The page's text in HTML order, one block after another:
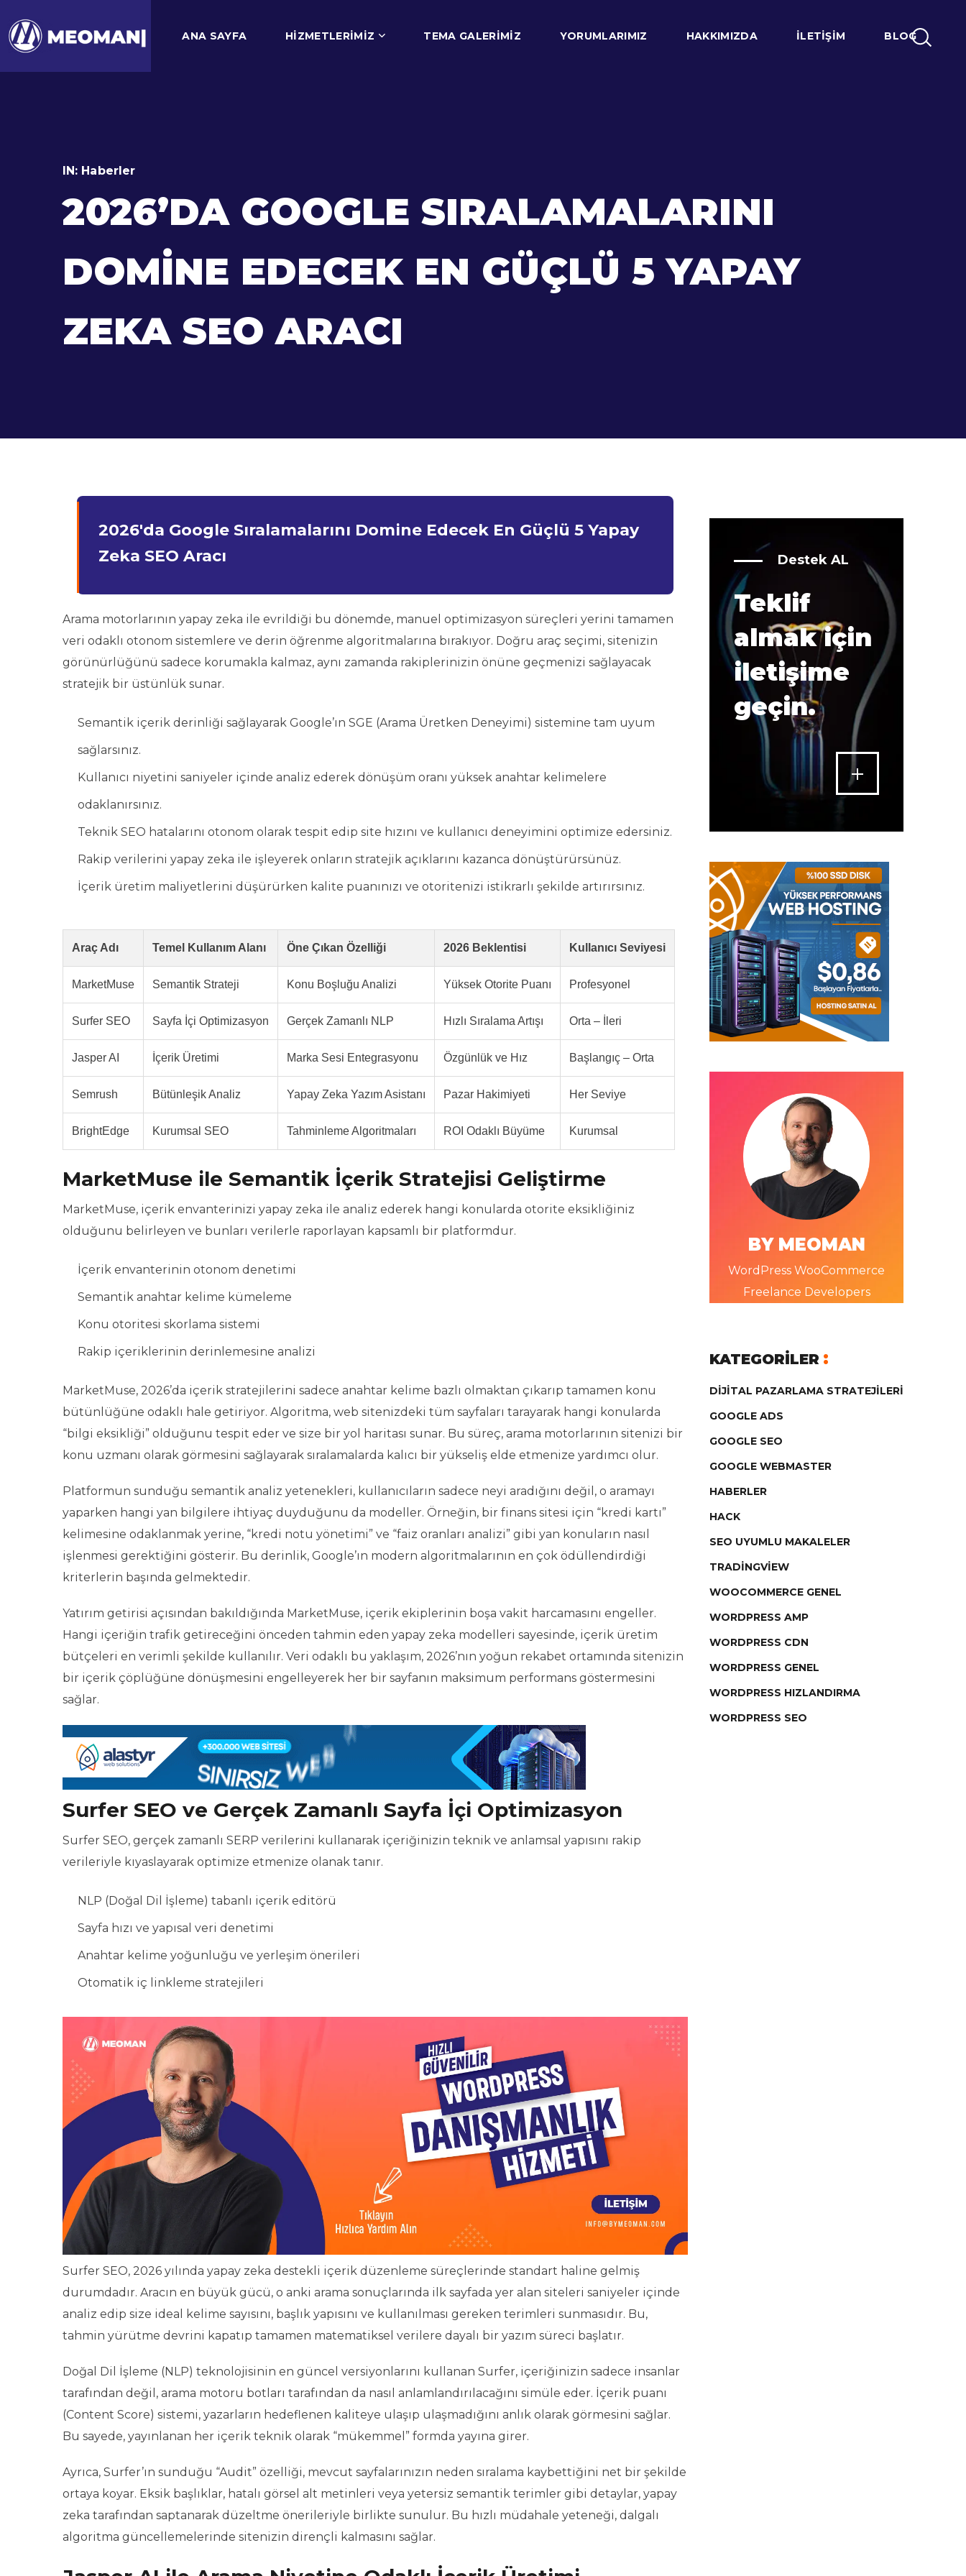
ANA SAYFA HIZMETLERIMIZ TEMA GALERIMIZ YORUMLARIMIZ HAKKIMIZDA İLETIŞIM BLOG
IN: Haberler
2026’DA GOOGLE SIRALAMALARINI
DOMINE EDECEK EN GÜÇLÜ 5 YAPAY
ZEKA SEO ARACI
2026'da Google Sıralamalarını Domine Edecek En Güçlü 5 Yapay
Zeka SEO Aracı
Arama motorlarının yapay zeka ile evrildiği bu dönemde, manuel optimizasyon süreçleri yerini tamamen
veri odaklı otonom sistemlere ve derin öğrenme algoritmalarına bırakıyor. Doğru araç seçimi, sitenizin
görünürlüğünü sadece korumakla kalmaz, aynı zamanda rakiplerinizin önüne geçmenizi sağlayacak
stratejik bir üstünlük sunar.
Semantik içerik derinliği sağlayarak Google’ın SGE (Arama Üretken Deneyimi) sistemine tam uyum
sağlarsınız.
Kullanıcı niyetini saniyeler içinde analiz ederek dönüşüm oranı yüksek anahtar kelimelere
odaklanırsınız.
Teknik SEO hatalarını otonom olarak tespit edip site hızını ve kullanıcı deneyimini optimize edersiniz.
Rakip verilerini yapay zeka ile işleyerek onların stratejik açıklarını kazanca dönüştürürsünüz.
İçerik üretim maliyetlerini düşürürken kalite puanınızı ve otoritenizi istikrarlı şekilde artırırsınız.
Araç Adı Temel Kullanım Alanı Öne Çıkan Özelliği 2026 Beklentisi Kullanıcı Seviyesi
MarketMuse Semantik Strateji Konu Boşluğu Analizi Yüksek Otorite Puanı Profesyonel
Surfer SEO Sayfa İçi Optimizasyon Gerçek Zamanlı NLP Hızlı Sıralama Artışı Orta – İleri
Jasper AI İçerik Üretimi Marka Sesi Entegrasyonu Özgünlük ve Hız Başlangıç – Orta
Semrush Bütünleşik Analiz Yapay Zeka Yazım Asistanı Pazar Hakimiyeti Her Seviye
BrightEdge Kurumsal SEO Tahminleme Algoritmaları ROI Odaklı Büyüme Kurumsal
MarketMuse ile Semantik İçerik Stratejisi Geliştirme
MarketMuse, içerik envanterinizi yapay zeka ile analiz ederek hangi konularda otorite eksikliğiniz
olduğunu belirleyen ve bunları verilerle raporlayan kapsamlı bir platformdur.
İçerik envanterinin otonom denetimi
Semantik anahtar kelime kümeleme
Konu otoritesi skorlama sistemi
Rakip içeriklerinin derinlemesine analizi
MarketMuse, 2026’da içerik stratejilerini sadece anahtar kelime bazlı olmaktan çıkarıp tamamen konu
bütünlüğüne odaklı hale getiriyor. Algoritma, web sitenizdeki tüm sayfaları tarayarak hangi konularda
“bilgi eksikliği” olduğunu tespit eder ve size bir yol haritası sunar. Bu süreç, arama motorlarının sitenizi bir
konu uzmanı olarak görmesini sağlayarak sıralamalarda kalıcı bir yükseliş elde etmenize yardımcı olur.
Platformun sunduğu semantik analiz yetenekleri, kullanıcıların sadece neyi aradığını değil, o aramayı
yaparken hangi yan bilgilere ihtiyaç duyduğunu da modeller. Örneğin, bir finans sitesi için “kredi kartı”
kelimesine odaklanmak yerine, “kredi notu yönetimi” ve “faiz oranları analizi” gibi yan konuların nasıl
işlenmesi gerektiğini gösterir. Bu derinlik, Google’ın modern algoritmalarının en çok ödüllendirdiği
kriterlerin başında gelmektedir.
Yatırım getirisi açısından bakıldığında MarketMuse, içerik ekiplerinin boşa vakit harcamasını engeller.
Hangi içeriğin trafik getireceğini önceden tahmin eden yapay zeka modelleri sayesinde, içerik üretim
bütçeleri en verimli şekilde kullanılır. Veri odaklı bu yaklaşım, 2026’nın yoğun rekabet ortamında sitenizin
bir içerik çöplüğüne dönüşmesini engelleyerek her bir sayfanın maksimum performans göstermesini
sağlar.
Surfer SEO ve Gerçek Zamanlı Sayfa İçi Optimizasyon
Surfer SEO, gerçek zamanlı SERP verilerini kullanarak içeriğinizin teknik ve anlamsal yapısını rakip
verileriyle kıyaslayarak optimize etmenize olanak tanır.
NLP (Doğal Dil İşleme) tabanlı içerik editörü
Sayfa hızı ve yapısal veri denetimi
Anahtar kelime yoğunluğu ve yerleşim önerileri
Otomatik iç linkleme stratejileri
Surfer SEO, 2026 yılında yapay zeka destekli içerik düzenleme süreçlerinde standart haline gelmiş
durumdadır. Aracın en büyük gücü, o anki arama sonuçlarında ilk sayfada yer alan siteleri saniyeler içinde
analiz edip size ideal kelime sayısını, başlık yapısını ve kullanılması gereken terimleri sunmasıdır. Bu,
tahmin yürütme devrini kapatıp tamamen matematiksel verilere dayalı bir yazım süreci başlatır.
Doğal Dil İşleme (NLP) teknolojisinin en güncel versiyonlarını kullanan Surfer, içeriğinizin sadece insanlar
tarafından değil, arama motoru botları tarafından da nasıl anlamlandırılacağını simüle eder. İçerik puanı
(Content Score) sistemi, yazarların hedeflenen kaliteye ulaşıp ulaşmadığını anlık olarak görmesini sağlar.
Bu sayede, yayınlanan her içerik teknik olarak “mükemmel” formda yayına girer.
Ayrıca, Surfer’ın sunduğu “Audit” özelliği, mevcut sayfalarınızın neden sıralama kaybettiğini net bir şekilde
ortaya koyar. Eksik başlıklar, hatalı görsel alt metinleri veya yetersiz semantik terimler gibi detaylar, yapay
zeka tarafından saptanarak düzeltme önerileriyle birlikte sunulur. Bu hızlı müdahale yeteneği, dalgalı
algoritma güncellemelerinde sitenizin dirençli kalmasını sağlar.
Destek AL
Teklif
almak için
iletişime
geçin.
BY MEOMAN
WordPress WooCommerce
Freelance Developers
KATEGORILER
DIJITAL PAZARLAMA STRATEJILERI
GOOGLE ADS
GOOGLE SEO
GOOGLE WEBMASTER
HABERLER
HACK
SEO UYUMLU MAKALELER
TRADINGVIEW
WOOCOMMERCE GENEL
WORDPRESS AMP
WORDPRESS CDN
WORDPRESS GENEL
WORDPRESS HIZLANDIRMA
WORDPRESS SEO